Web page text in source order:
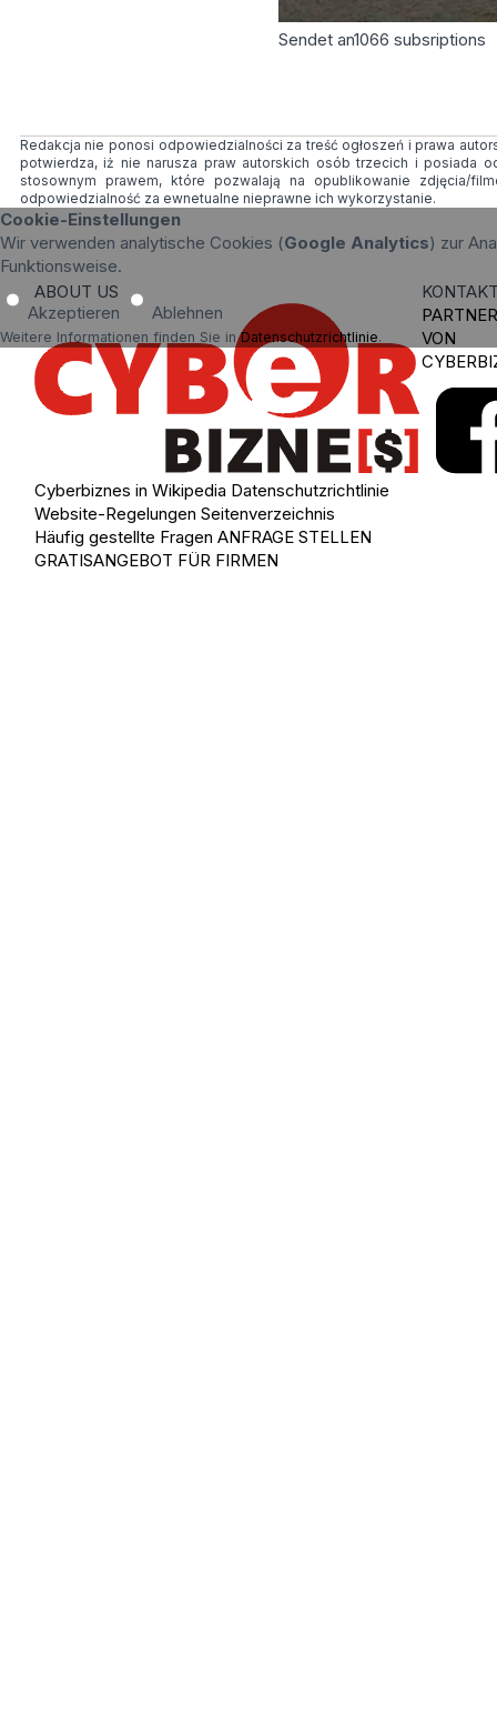
Sendet an1066 subsriptions
Redakcja nie ponosi odpowiedzialności za treść ogłoszeń i prawa
potwierdza, iż nie narusza praw autorskich osób trzecich i posiada
stosownym prawem, które pozwalają na opublikowanie zdjęcia/
odpowiedzialność za ewnetualne nieprawne ich wykorzystanie.
Cookie-Einstellungen
Wir verwenden analytische Cookies (Google Analytics) zur
Funktionsweise.
Akzeptieren Ablehnen
Weitere Informationen finden Sie inDatenschutzrichtlinie.
ABOUT US
Cyberbiznes in Wikipedia Datenschutzrichtlinie
Website-Regelungen Seitenverzeichnis
Häufig gestellte Fragen ANFRAGE STELLEN
GRATISANGEBOT FÜR FIRMEN
VON